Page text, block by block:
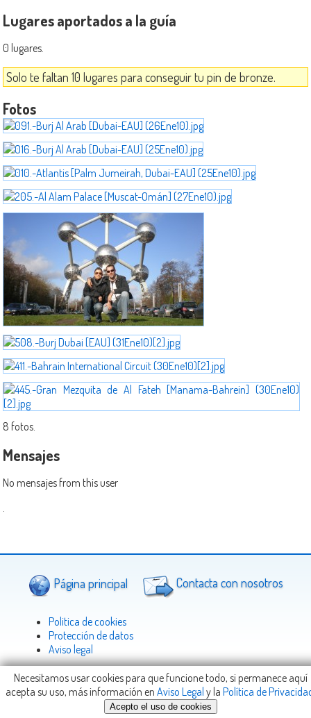
Lugares aportados a la guía
0 lugares.
Solo te faltan 10 lugares para conseguir tu pin de bronze.
Fotos
8 fotos.
Mensajes
No mensajes from this user
.
Página principal Contacta con nosotros
Politica de cookies
Protección de datos
Aviso legal
Copyright © 2005-2026Viajeteca.com-info@Viajeteca.com
Necesitamos usar cookies para que funcione todo, si permanece aquí
acepta su uso, más información en Aviso Legal y la Política de
Acepto el uso de cookies